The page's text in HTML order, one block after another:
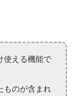
使える機能で
ものが含まれ